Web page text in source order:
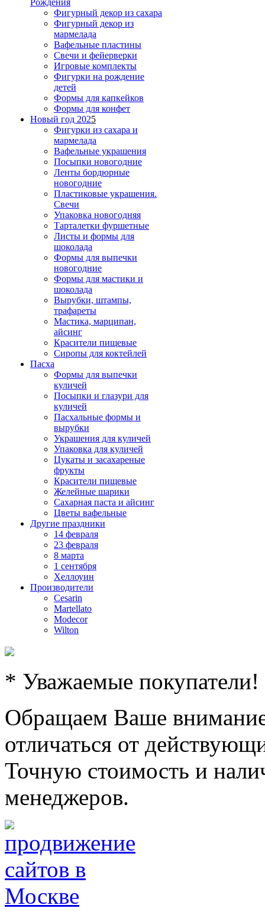
Фигурный декор из сахара
Фигурный декор из
мармелада
Вафельные пластины
Свечи и фейерверки
Игровые комплекты
Фигурки на рождение
детей
Формы для капкейков
Формы для конфет
Новый год 2025
Фигурки из сахара и
мармелада
Вафельные украшения
Посыпки новогодние
Ленты бордюрные
новогодние
Пластиковые украшения.
Свечи
Упаковка новогодняя
Тарталетки фуршетные
Листы и формы для
шоколада
Формы для выпечки
новогодние
Формы для мастики и
шоколада
Вырубки, штампы,
трафареты
Мастика, марципан,
айсинг
Красители пищевые
Сиропы для коктейлей
Пасха
Формы для выпечки
куличей
Посыпки и глазури для
куличей
Пасхальные формы и
вырубки
Украшения для куличей
Упаковка для куличей
Цукаты и засахареные
фрукты
Красители пищевые
Желейные шарики
Сахарная паста и айсинг
Цветы вафельные
Другие праздники
14 февраля
23 февраля
8 марта
1 сентября
Хеллоуин
Производители
Cesarin
Martellato
Modecor
Wilton
* Уважаемые покупатели!
Обращаем Ваше
отличаться от
Точную стоимость и
менеджеров.